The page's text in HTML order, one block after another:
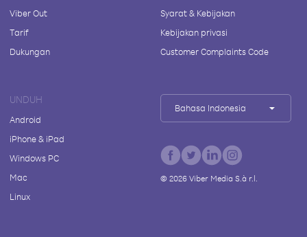
Viber Out
Tarif
Dukungan
Syarat & Kebijakan
Kebijakan privasi
Customer Complaints Code
UNDUH
Android
iPhone & iPad
Windows PC
Mac
Linux
Bahasa Indonesia
© 2026Viber Media S.à r.l.